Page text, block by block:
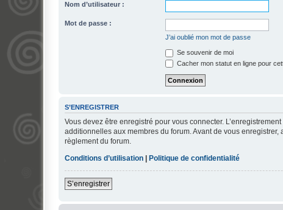
Nom d’utilisateur :
Mot de passe :
J’ai oublié mon mot de passe
Se souvenir de moi
Cacher mon statut en ligne pour
S’ENREGISTRER
Vous devez être enregistré pour vous connecter.
additionnelles aux membres du forum. Avant de vous
règlement du forum.
Conditions d’utilisation | Politique de confidentialité
S’enregistrer